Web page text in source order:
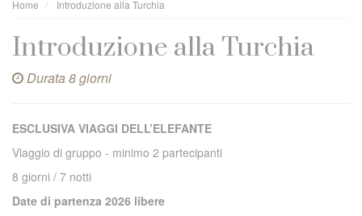
Home Introduzione alla Turchia
Introduzione alla Turchia
Durata 8 giorni
ESCLUSIVA VIAGGI DELL’ELEFANTE
Viaggio di gruppo - minimo 2 partecipanti
8 giorni / 7 notti
Date di partenza 2026 libere